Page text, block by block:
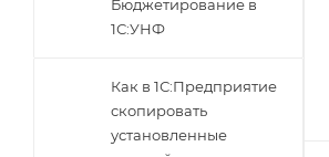
Бюджетирование в
1С:УНФ
Как в 1С:Предприятие
скопировать
установленные